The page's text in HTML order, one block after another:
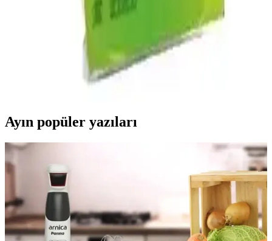
Muratbey Mozzarella Peynirinin Piyasa Durumu ve
Ürün Özellikleri Analizi
Muratbey mozzarella peynirinin genel piyasa durumu, özellikleri ve
tüketici ilgisi hakkında kapsamlı analiz. Türkiye’deki peynir
piyasasındaki yerini ve talep artışını özetliyor.
Ayın popüler yazıları